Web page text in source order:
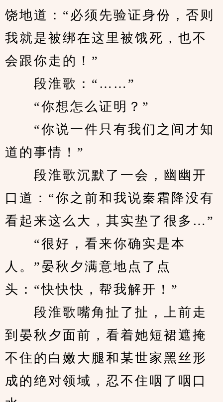
饶地道：“必须先验证身份，否则
我就是被绑在这里被饿死，也不
会跟你走的！”
段淮歌：“……”
“你想怎么证明？”
“你说一件只有我们之间才知
道的事情！”
段淮歌沉默了一会，幽幽开
口道：“你之前和我说秦霜降没有
看起来这么大，其实垫了很多…”
“很好，看来你确实是本
人。”晏秋夕满意地点了点
头：“快快快，帮我解开！”
段淮歌嘴角扯了扯，上前走
到晏秋夕面前，看着她短裙遮掩
不住的白嫩大腿和某世家黑丝形
成的绝对领域，忍不住咽了咽口